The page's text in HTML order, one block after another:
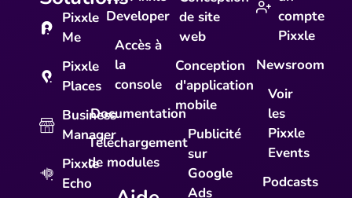
Pixxle
Me
Pixxle
Places
Business
Manager
Pixxle
Echo
Developer
Accès à
la
console
Documentation
Téléchargement
de modules
de site
web
Conception
d'application
mobile
Publicité
sur
Google
Ads
compte
Pixxle
Newsroom
Voir
les
Pixxle
Events
Podcasts